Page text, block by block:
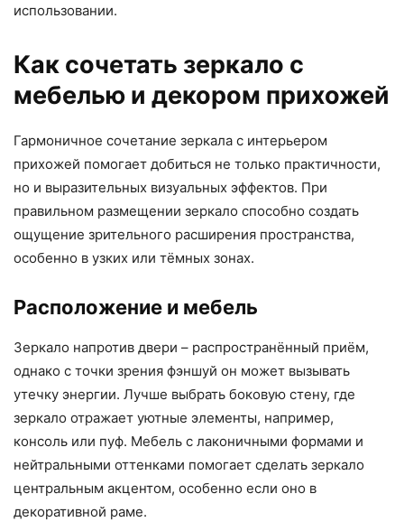
использовании.
Как сочетать зеркало с
мебелью и декором прихожей
Гармоничное сочетание зеркала с интерьером
прихожей помогает добиться не только практичности,
но и выразительных визуальных эффектов. При
правильном размещении зеркало способно создать
ощущение зрительного расширения пространства,
особенно в узких или тёмных зонах.
Расположение и мебель
Зеркало напротив двери – распространённый приём,
однако с точки зрения фэншуй он может вызывать
утечку энергии. Лучше выбрать боковую стену, где
зеркало отражает уютные элементы, например,
консоль или пуф. Мебель с лаконичными формами и
нейтральными оттенками помогает сделать зеркало
центральным акцентом, особенно если оно в
декоративной раме.